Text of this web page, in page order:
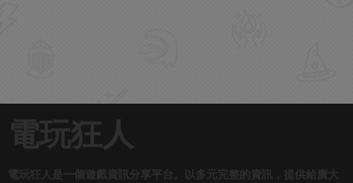
電玩狂人
電玩狂人是一個遊戲資訊分享平台。以多元完整的資訊，提供給廣大